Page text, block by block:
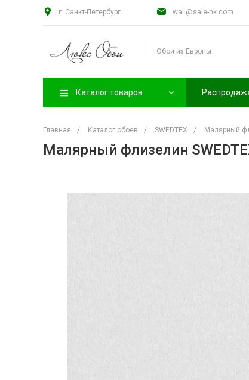
г. Санкт-Петербург wall@sale-nk.com
Обои из Европы
Каталог товаров
Главная / Каталог обоев / SWEDTEX / Малярный
Малярный флизелин